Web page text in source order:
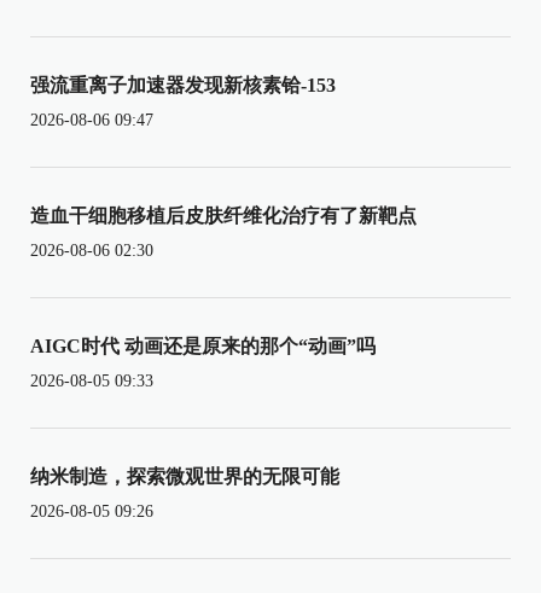
强流重离子加速器发现新核素铪-153
2026-08-06 09:47
造血干细胞移植后皮肤纤维化治疗有了新靶点
2026-08-06 02:30
AIGC时代 动画还是原来的那个“动画”吗
2026-08-05 09:33
纳米制造，探索微观世界的无限可能
2026-08-05 09:26